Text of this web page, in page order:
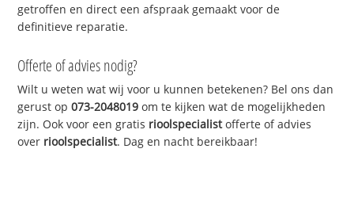
getroffen en direct een afspraak gemaakt voor de
definitieve reparatie.
Offerte of advies nodig?
Wilt u weten wat wij voor u kunnen betekenen? Bel ons dan
gerust op073-2048019 om te kijken wat de mogelijkheden
zijn. Ook voor een gratis rioolspecialistofferte of advies
over rioolspecialist. Dag en nacht bereikbaar!